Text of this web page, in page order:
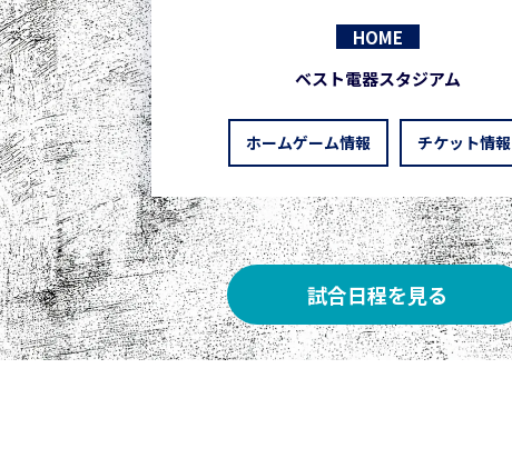
HOME
ベスト電器スタジアム
ホームゲーム情報 チケット情報
試合日程を見る